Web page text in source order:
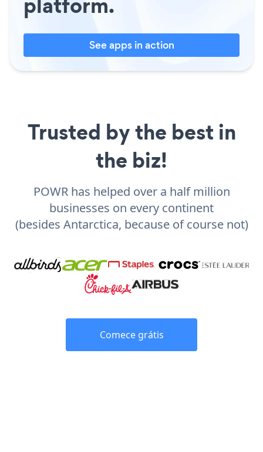
See apps in action
Trusted by the best in
the biz!
POWR has helped over a half million
businesses on every continent
(besides Antarctica, because of course not)
Comece grátis